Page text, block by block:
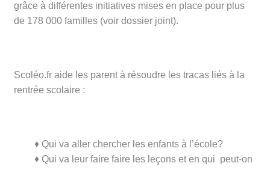
grâce à différentes initiatives mises en place pour plus
de 178 000 familles (voir dossier joint).
Scoléo.fr aide les parent à résoudre les tracas liés à la
rentrée scolaire :
♦ Qui va aller chercher les enfants à l’école?
♦ Qui va leur faire faire les leçons et en qui peut-on